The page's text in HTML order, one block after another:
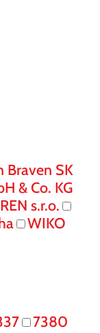
Braven SK
& Co. KG
s.r.o.
WIKO
7380